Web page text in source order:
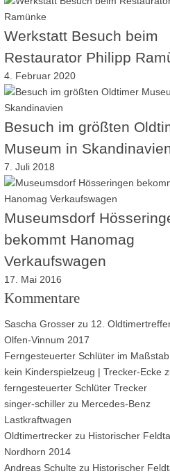
Werkstatt Besuch beim
Restaurator Philipp
4. Februar 2020
Besuch im größten
Museum in
7. Juli 2018
Museumsdorf
bekommt Hanomag
Verkaufswagen
17. Mai 2016
Kommentare
Sascha Grosser zu 12.
Olfen-Vinnum 2017
Ferngesteuerter Schlüter im
kein Kinderspielzeug | Trecker-Ecke
ferngesteuerter Schlüter Trecker
singer-schiller zu Mercedes-Benz
Lastkraftwagen
Oldtimertrecker zu Historischer
Nordhorn 2014
Andreas Schulte zu Historischer